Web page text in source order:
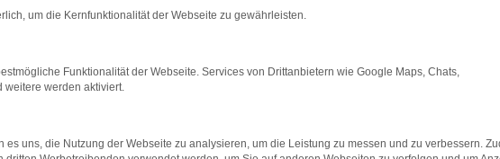
bestimmter Seiten verhindern. Funktioniert die Seite in einem anderen
beheben.
um die Kernfunktionalität der Webseite zu gewährleisten.
Funktionalität der Webseite. Services von Drittanbietern wie Google Maps, Chats,
weitere werden aktiviert.
es uns, die Nutzung der Webseite zu analysieren, um die Leistung zu messen und zu verbessern.